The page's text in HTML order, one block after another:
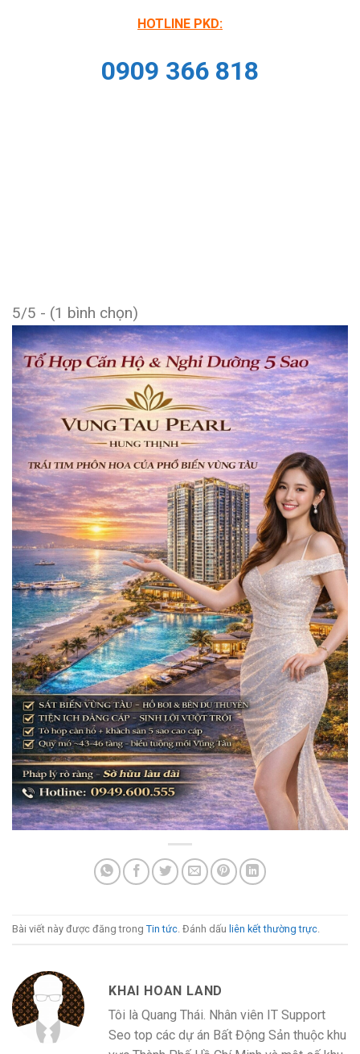
HOTLINE PKD:
0909 366 818
5/5 - (1 bình chọn)
Bài viết này được đăng trong Tin tức . Đánh dấu liên kết thường trực
KHAI HOAN LAND
Tôi là Quang Thái. Nhân viên IT Support
Seo top các dự án Bất Động Sản thuộc khu